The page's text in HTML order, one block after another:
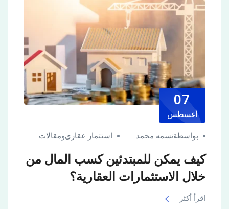
07
أغسطس
بواسطةنسمه محمد استثمار عقارىومقالات
كيف يمكن للمبتدئين كسب المال من
خلال الاستثمارات العقارية؟
اقرأ أكثر